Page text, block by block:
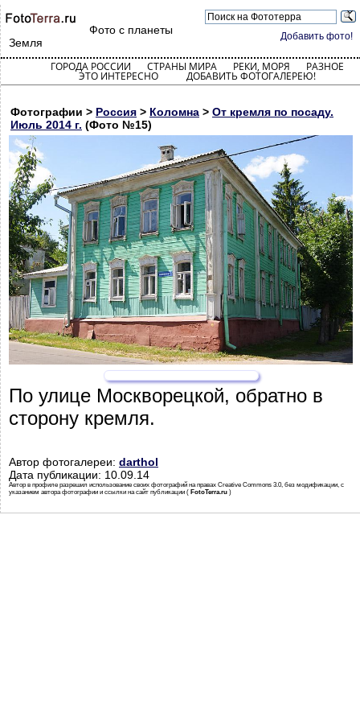
Добавить фото!
Фото с планеты
Земля
ГОРОДА РОССИИ СТРАНЫ МИРА РЕКИ, МОРЯ РАЗНОЕ
ЭТО ИНТЕРЕСНО ДОБАВИТЬ ФОТОГАЛЕРЕЮ!
Фотографии > Россия > Коломна > От кремля по посаду.
Июль 2014 г. (Фото №15)
По улице Москворецкой, обратно в
сторону кремля.
Автор фотогалереи: darthol
Дата публикации: 10.09.14
Автор в профиле разрешил использование своих фотографий на правах Creative Commons 3.0, без модификации, с
указанием автора фотографии и ссылки на сайт публикации ( FotoTerra.ru )